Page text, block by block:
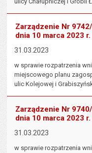
Zarządzenie Nr
dnia 10 marca 2023
31.03.2023
w sprawie rozpatrzenia
miejscowego planu
ulic Kolejowej i
Zarządzenie Nr
dnia 10 marca 2023
31.03.2023
w sprawie rozpatrzenia